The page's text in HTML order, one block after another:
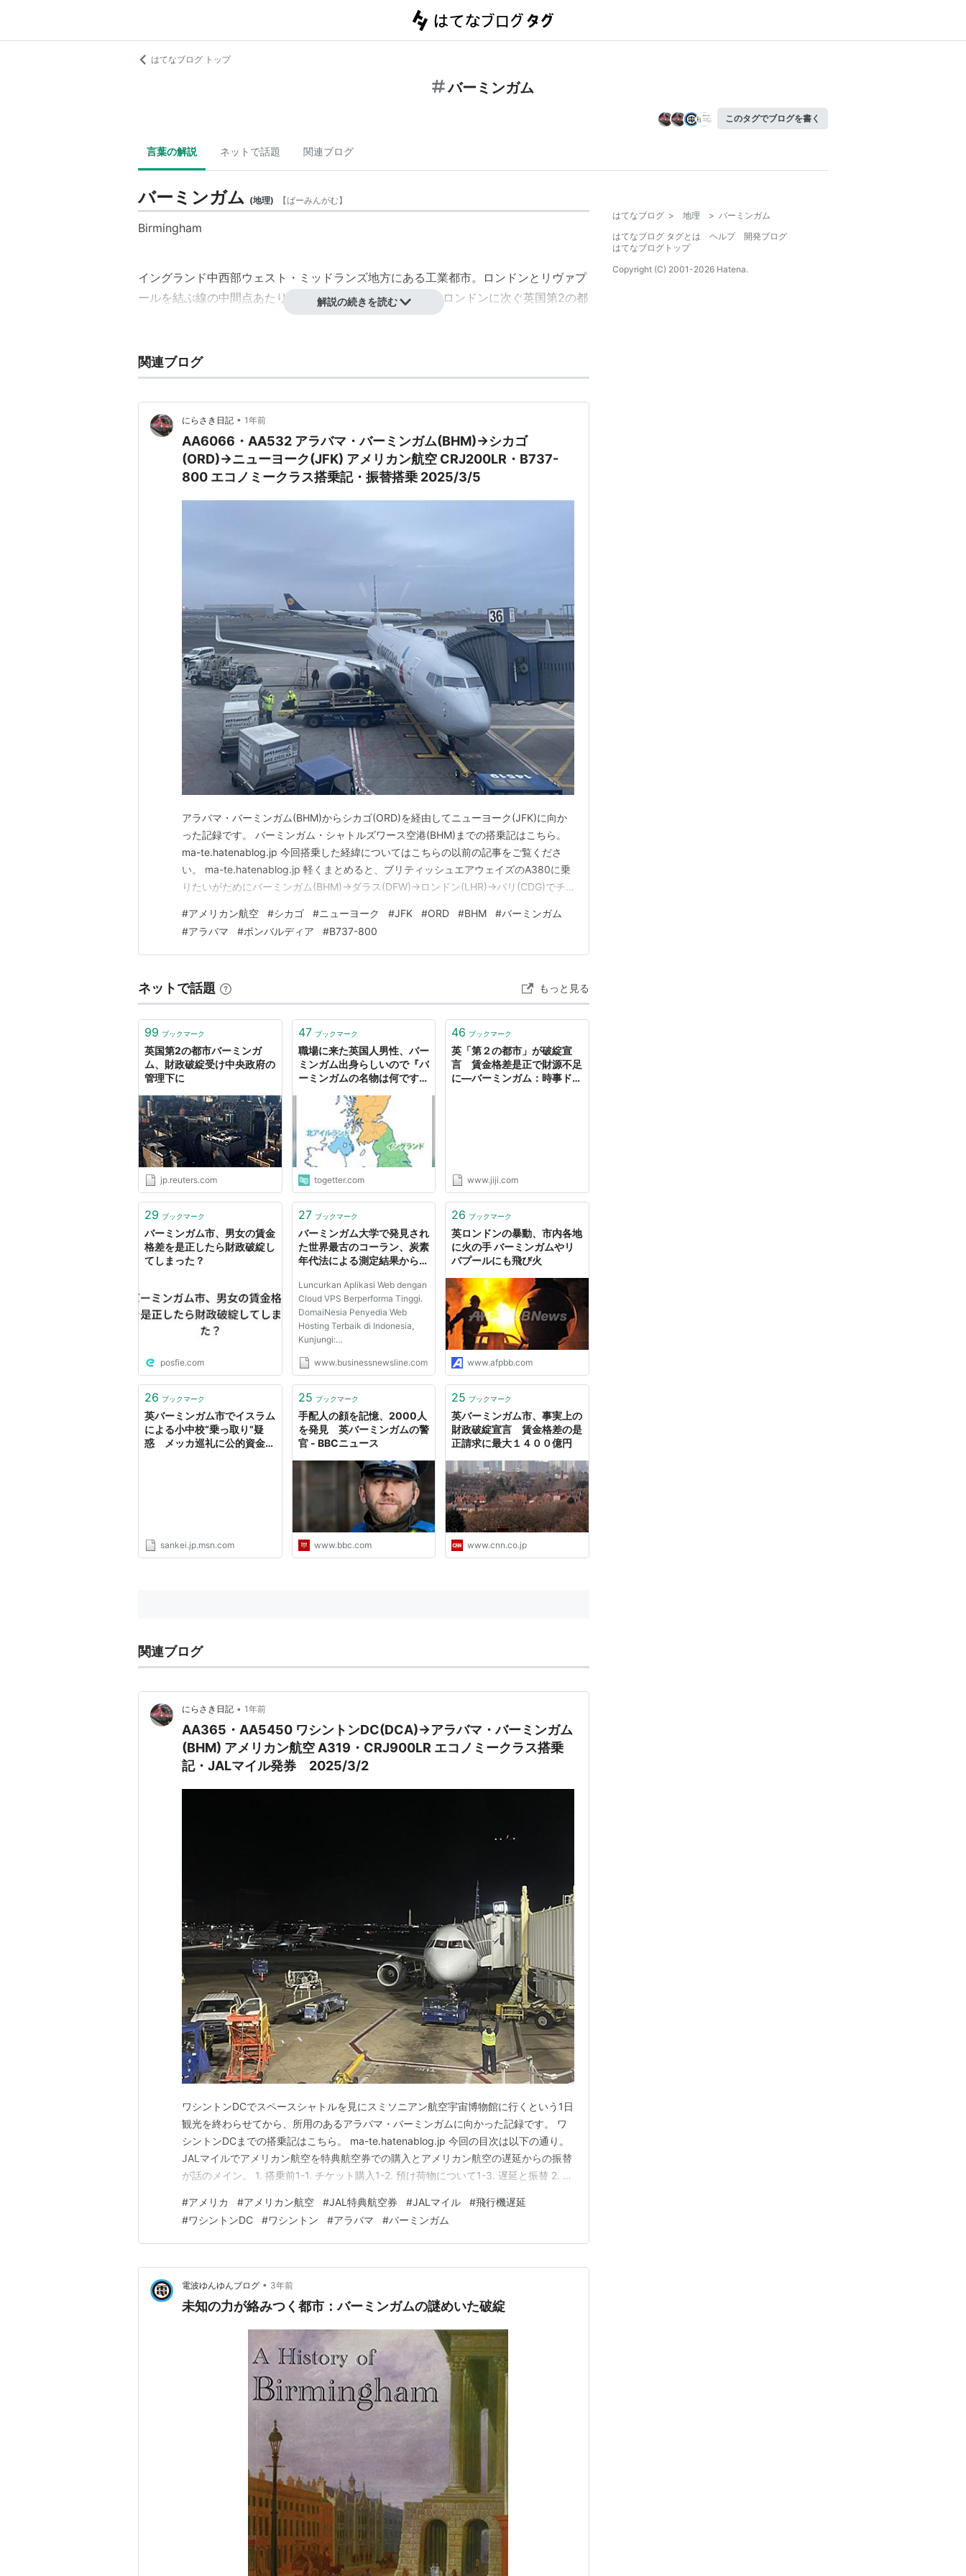
はてなブログ トップ
バーミンガム
このタグでブログを書く
言葉の解説 ネットで話題 関連ブログ
バーミンガム (地理) 【ばーみんがむ】
Birmingham
イングランド中西部ウェスト・ミッドランズ地方にある工業都市。 ロンドンと リヴァプ
ールを結ぶ線の中間点あたりに位置し、人口は約101万人でロンドンに次ぐ英国第2の都
が開かれた。
サッカークラブ 「アストン・ヴィラFC（Aston Villa F.C.）」 と 「バーミンガム・シ
ティFC（Birmingham City F.C.）」 の本拠地でもある。
人口 ： 101万人 （2005年）
面積 ： 267.8平方km
主要産業 ： 重工業、金融業、サービス業
解説の続きを読む
関連ブログ
にらさき日記 • 1年前
AA6066・AA532 アラバマ・バーミンガム(BHM)→シカゴ
(ORD)→ニューヨーク(JFK) アメリカン航空 CRJ200LR・B737-
800 エコノミークラス搭乗記・振替搭乗 2025/3/5
アラバマ・バーミンガム(BHM)からシカゴ(ORD)を経由してニューヨーク(JFK)に向か
った記録です。 バーミンガム・シャトルズワース空港(BHM)までの搭乗記はこちら。
ma-te.hatenablog.jp 今回搭乗した経緯についてはこちらの以前の記事をご覧くださ
い。 ma-te.hatenablog.jp 軽くまとめると、ブリティッシュエアウェイズのA380に乗
りたいがためにバーミンガム(BHM)→ダラス(DFW)→ロンドン(LHR)→パリ(CDG)でチ
ューヨーク(JFK)→パリ(CDG)になったとい…
#アメリカン航空 #シカゴ #ニューヨーク #JFK #ORD #BHM #バーミンガム
#アラバマ #ボンバルディア #B737-800
ネットで話題 もっと見る
99 ブックマーク
英国第2の都市バーミンガ
ム、財政破綻受け中央政府の
管理下に
jp.reuters.com
47 ブックマーク
職場に来た英国人男性、バー
ミンガム出身らしいので『バ
ーミンガムの名物は何です
ャグは流石だなと思う返答が
togetter.com
46 ブックマーク
英「第２の都市」が破綻宣
言 賃金格差是正で財源不足
に―バーミンガム：時事ドッ
www.jiji.com
29 ブックマーク
バーミンガム市、男女の賃金
格差を是正したら財政破綻し
てしまった？
posfie.com
27 ブックマーク
バーミンガム大学で発見され
た世界最古のコーラン、炭素
年代法による測定結果からム
判明
Luncurkan Aplikasi Web dengan
Cloud VPS Berperforma Tinggi.
DomaiNesia Penyedia Web
Hosting Terbaik di Indonesia,
Kunjungi:
Cek & Daftarkan Nama Domain
www.domainesia.com/domain
www.businessnewsline.com
26 ブックマーク
英ロンドンの暴動、市内各地
に火の手 バーミンガムやリ
バプールにも飛び火
www.afpbb.com
26 ブックマーク
英バーミンガム市でイスラム
による小中校“乗っ取り”疑
惑 メッカ巡礼に公的資金な
sankei.jp.msn.com
25 ブックマーク
手配人の顔を記憶、2000人
を発見 英バーミンガムの警
官 - BBCニュース
www.bbc.com
25 ブックマーク
英バーミンガム市、事実上の
財政破綻宣言 賃金格差の是
正請求に最大１４００億円
www.cnn.co.jp
関連ブログ
にらさき日記 • 1年前
AA365・AA5450 ワシントンDC(DCA)→アラバマ・バーミンガム
(BHM) アメリカン航空 A319・CRJ900LR エコノミークラス搭乗
記・JALマイル発券 2025/3/2
ワシントンDCでスペースシャトルを見にスミソニアン航空宇宙博物館に行くという1日
観光を終わらせてから、所用のあるアラバマ・バーミンガムに向かった記録です。 ワ
シントンDCまでの搭乗記はこちら。 ma-te.hatenablog.jp 今回の目次は以下の通り。
JALマイルでアメリカン航空を特典航空券での購入とアメリカン航空の遅延からの振替
が話のメイン。 1. 搭乗前1-1. チケット購入1-2. 預け荷物について1-3. 遅延と振替 2. ロ
夜乗り継ぎ＠シャーロット・ダグラス空港(CLT) 5.…
#アメリカ #アメリカン航空 #JAL特典航空券 #JALマイル #飛行機遅延
#ワシントンDC #ワシントン #アラバマ #バーミンガム
電波ゆんゆんブログ • 3年前
未知の力が絡みつく都市：バーミンガムの謎めいた破綻
はてなブログ > 地理 > バーミンガム
はてなブログ タグとは
ヘルプ
開発ブログ
はてなブログトップ
Copyright (C) 2001-2026 Hatena.